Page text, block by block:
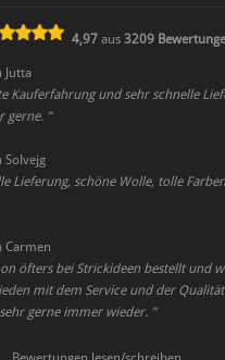
4,97 aus3209
Jutta
Kauferfahrung und sehr schnelle
gerne. ”
Solvejg
Lieferung, schöne Wolle, tolle
Carmen
öfters bei Strickideen bestellt und
mit dem Service und der
gerne immer wieder. ”